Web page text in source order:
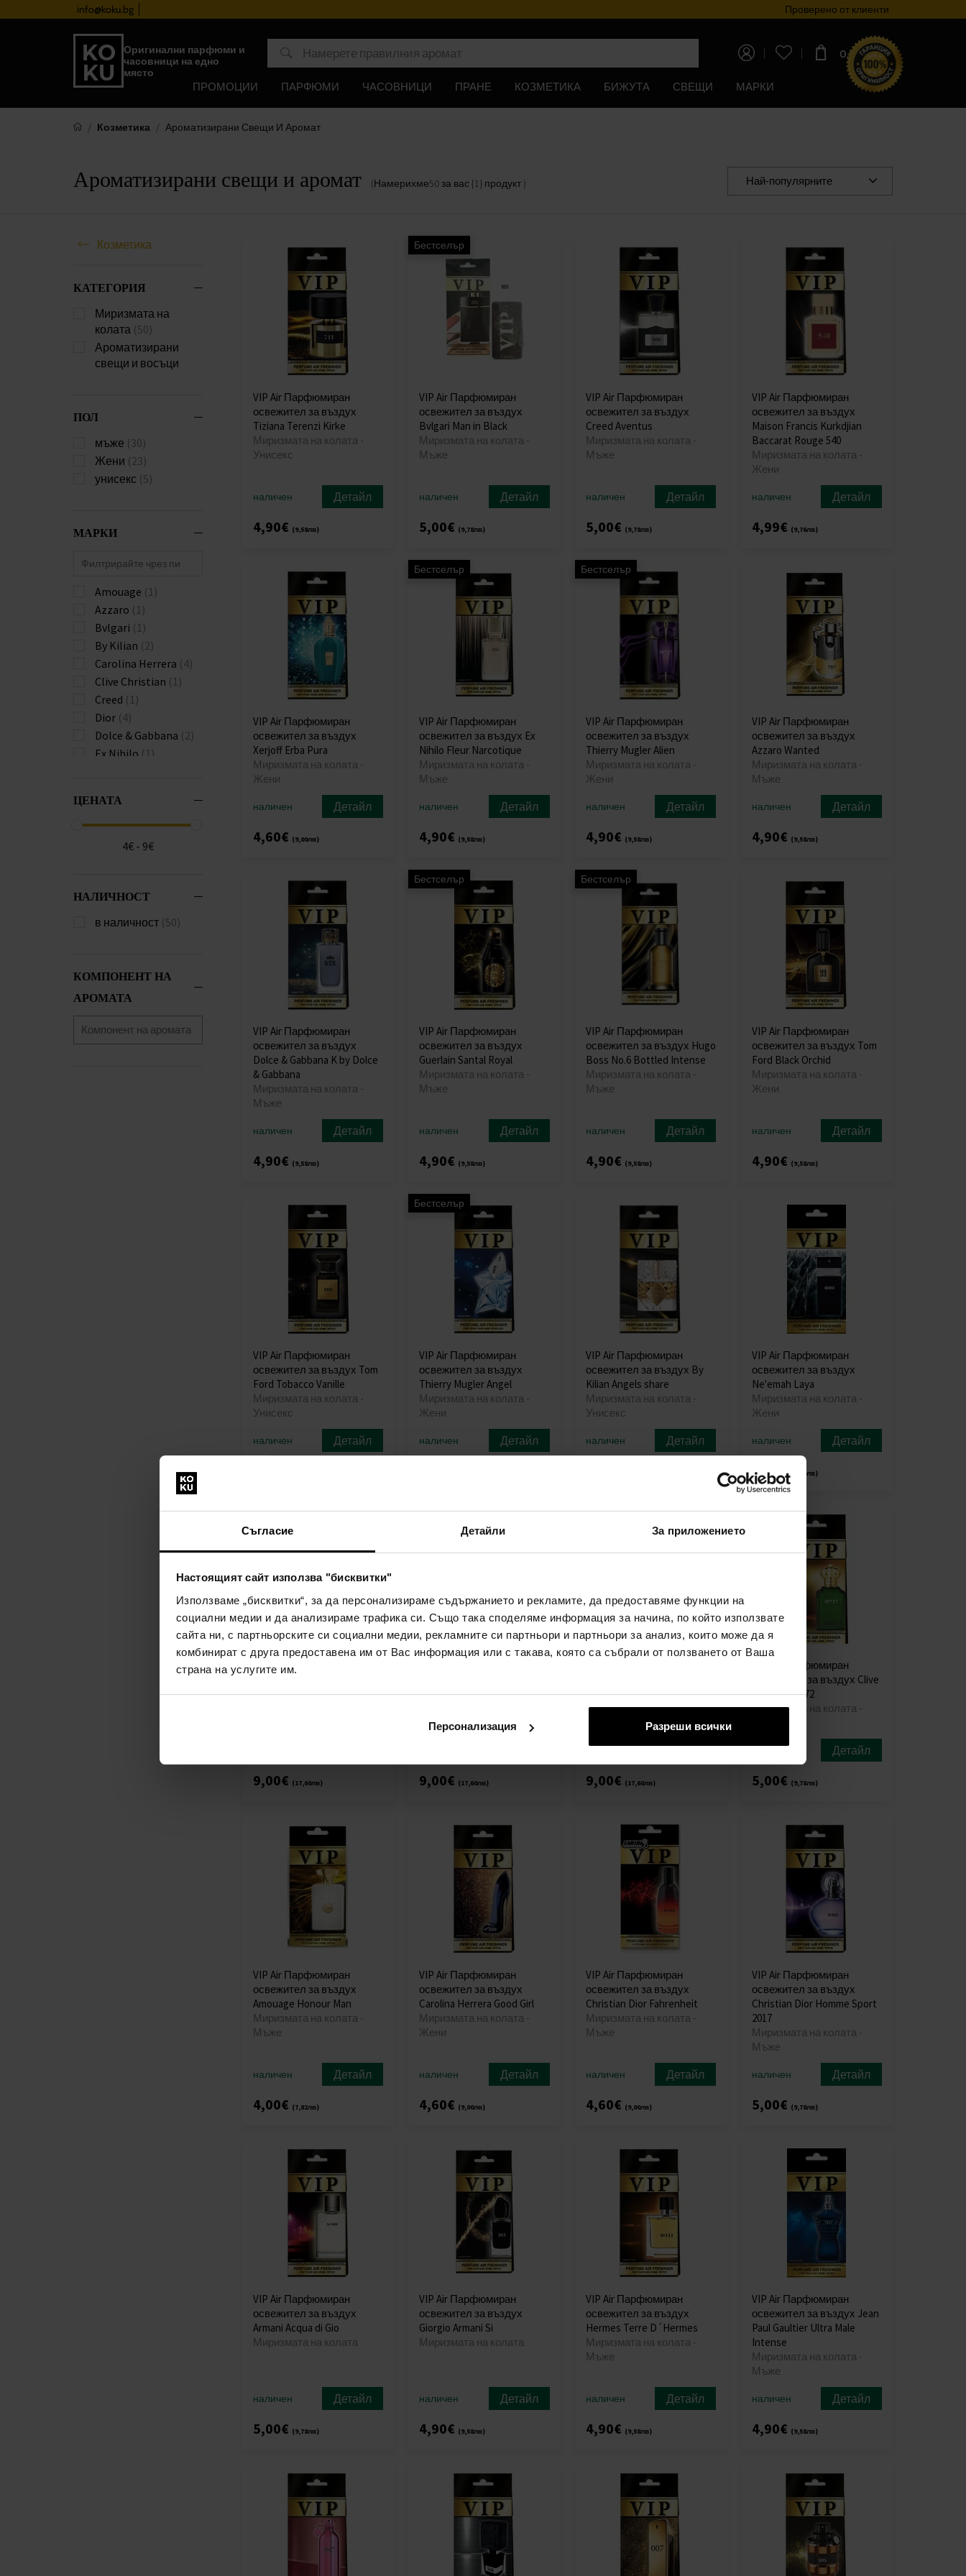
Съгласие Детайли За приложението
Настоящият сайт използва "бисквитки"
Използваме „бисквитки“, за да персонализираме съдържанието и рекламите, да предоставяме функции на
социални медии и да анализираме трафика си. Също така споделяме информация за начина, по който използвате
сайта ни, с партньорските си социални медии, рекламните си партньори и партньори за анализ, които може да я
комбинират с друга предоставена им от Вас информация или с такава, която са събрали от ползването от Ваша
страна на услугите им.
Персонализация Разреши всички
info@koku.bg Програма за лоялностПроверено от клиенти
Оригинални парфюми и
часовници на едно
място
0,00€ (0,00лв)
ПРОМОЦИИ ПАРФЮМИ ЧАСОВНИЦИ ПРАНЕ КОЗМЕТИКА БИЖУТА СВЕЩИ МАРКИ
Козметика Ароматизирани Свещи И Аромат
Ароматизирани свещи и аромат (Намерихме50за вас{1} продукт ) Най-популярните
Козметика
КАТЕГОРИЯ
Миризмата на
колата (50)
Ароматизирани
свещи и восъци
ПОЛ
мъже (30)
Жени (23)
унисекс (5)
МАРКИ
Amouage (1)
Azzaro (1)
Bvlgari (1)
By Kilian (2)
Carolina Herrera (4)
Clive Christian (1)
Creed (1)
Dior (4)
Dolce & Gabbana (2)
Ex Nihilo (1)
Guerlain
Hermes(1)
Hugo Boss(1)
Juicy Couture
Ne'emah(1)
Thierry Mugler
Tom Ford(2)
ЦЕНАТА
4€ - 9€
НАЛИЧНОСТ
в наличност (50)
КОМПОНЕНТ НА
АРОМАТА
VIP Air Парфюмиран
освежител за въздух
Tiziana Terenzi Kirke
Миризмата на колата -
Унисекс
наличен Детайл
4,90€ (9,58лв)
Бестселър
VIP Air Парфюмиран
освежител за въздух
Bvlgari Man in Black
Миризмата на колата -
Мъже
наличен Детайл
5,00€ (9,78лв)
VIP Air Парфюмиран
освежител за въздух
Creed Aventus
Миризмата на колата -
Мъже
наличен Детайл
5,00€ (9,78лв)
VIP Air Парфюмиран
освежител за въздух
Maison Francis Kurkdjian
Baccarat Rouge 540
Миризмата на колата -
Жени
наличен Детайл
4,99€ (9,76лв)
VIP Air Парфюмиран
освежител за въздух
Xerjoff Erba Pura
Миризмата на колата -
Жени
наличен Детайл
4,60€ (9,00лв)
Бестселър
VIP Air Парфюмиран
освежител за въздух Ex
Nihilo Fleur Narcotique
Миризмата на колата -
Мъже
наличен Детайл
4,90€ (9,58лв)
Бестселър
VIP Air Парфюмиран
освежител за въздух
Thierry Mugler Alien
Миризмата на колата -
Жени
наличен Детайл
4,90€ (9,58лв)
VIP Air Парфюмиран
освежител за въздух
Azzaro Wanted
Миризмата на колата -
Мъже
наличен Детайл
4,90€ (9,58лв)
VIP Air Парфюмиран
освежител за въздух
Dolce & Gabbana K by Dolce
& Gabbana
Миризмата на колата -
Мъже
наличен Детайл
4,90€ (9,58лв)
Бестселър
VIP Air Парфюмиран
освежител за въздух
Guerlain Santal Royal
Миризмата на колата -
Мъже
наличен Детайл
4,90€ (9,58лв)
Бестселър
VIP Air Парфюмиран
освежител за въздух Hugo
Boss No.6 Bottled Intense
Миризмата на колата -
Мъже
наличен Детайл
4,90€ (9,58лв)
VIP Air Парфюмиран
освежител за въздух Tom
Ford Black Orchid
Миризмата на колата -
Жени
наличен Детайл
4,90€ (9,58лв)
VIP Air Парфюмиран
освежител за въздух Tom
Ford Tobacco Vanille
Миризмата на колата -
Унисекс
наличен Детайл
Бестселър
VIP Air Парфюмиран
освежител за въздух
Thierry Mugler Angel
Миризмата на колата -
Жени
наличен Детайл
VIP Air Парфюмиран
освежител за въздух By
Kilian Angels share
Миризмата на колата -
Унисекс
наличен Детайл
VIP Air Парфюмиран
освежител за въздух
Ne'emah Laya
Миризмата на колата -
Жени
наличен Детайл
4,60€ (9,00лв)
VIP Air Parfumový
Shalimar
9,00€ (17,60лв)
More than Words
Жени
9,00€ (17,60лв)
L´Homme Idéal Extreme
Миризмата на колата -
наличен Детайл
9,00€ (17,60лв)
VIP Air Парфюмиран
освежител за въздух Clive
Christian 1872
Миризмата на колата -
наличен Детайл
5,00€ (9,78лв)
VIP Air Парфюмиран
освежител за въздух
Amouage Honour Man
Миризмата на колата -
Мъже
наличен Детайл
4,00€ (7,82лв)
VIP Air Парфюмиран
освежител за въздух
Carolina Herrera Good Girl
Миризмата на колата -
Жени
наличен Детайл
4,60€ (9,00лв)
VIP Air Парфюмиран
освежител за въздух
Christian Dior Fahrenheit
Миризмата на колата -
Мъже
наличен Детайл
4,60€ (9,00лв)
VIP Air Парфюмиран
освежител за въздух
Christian Dior Homme Sport
2017
Миризмата на колата -
Мъже
наличен Детайл
5,00€ (9,78лв)
VIP Air Парфюмиран
освежител за въздух
Armani Acqua di Gio
Миризмата на колата
наличен Детайл
5,00€ (9,78лв)
VIP Air Парфюмиран
освежител за въздух
Giorgio Armani Si
Миризмата на колата
наличен Детайл
4,90€ (9,58лв)
VIP Air Парфюмиран
освежител за въздух
Hermes Terre D´Hermes
Миризмата на колата -
Мъже
наличен Детайл
4,90€ (9,58лв)
VIP Air Парфюмиран
освежител за въздух Jean
Paul Gaultier Ultra Male
Intense
Миризмата на колата -
Мъже
наличен Детайл
4,90€ (9,58лв)